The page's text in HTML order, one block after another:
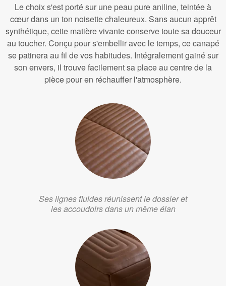
Le choix s'est porté sur une peau pure aniline, teintée à
cœur dans un ton noisette chaleureux. Sans aucun apprêt
synthétique, cette matière vivante conserve toute sa douceur
au toucher. Conçu pour s'embellir avec le temps, ce canapé
se patinera au fil de vos habitudes. Intégralement gainé sur
son envers, il trouve facilement sa place au centre de la
pièce pour en réchauffer l'atmosphère.
Ses lignes fluides réunissent le dossier et
les accoudoirs dans un même élan